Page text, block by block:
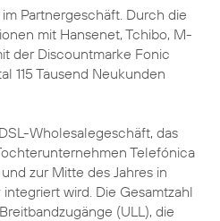
Partnergeschäft. Durch die
mit Hansenet, Tchibo, M-
der Discountmarke Fonic
115 Tausend Neukunden
Wholesalegeschäft, das
Telefónica
zur Mitte des Jahres in
integriert wird. Die Gesamtzahl
(ULL), die